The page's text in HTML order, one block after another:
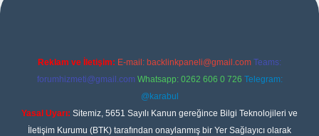
Reklam ve İletişim: E-mail: backlinkpaneli@gmail.com Teams:
forumhizmeti@gmail.com Whatsapp: 0262 606 0 726 Telegram:
@karabul
Yasal Uyarı: Sitemiz, 5651 Sayılı Kanun gereğince Bilgi Teknolojileri ve
İletişim Kurumu (BTK) tarafından onaylanmış bir Yer Sağlayıcı olarak